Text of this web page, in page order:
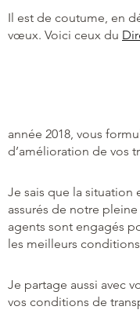
Il est de coutume, en
vœux. Voici ceux du
année 2018, vous
d’amélioration de vos
Je sais que la situation
assurés de notre
agents sont engagés
les meilleurs
Je partage aussi avec
vos conditions de